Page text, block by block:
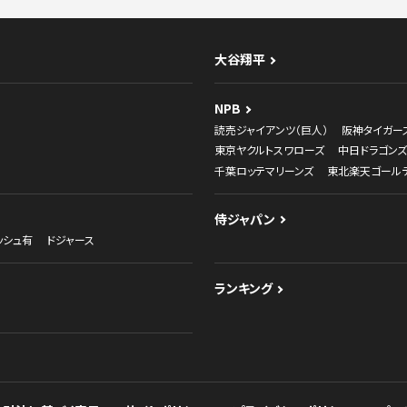
大谷翔平
NPB
読売ジャイアンツ（巨人）
阪神タイガー
東京ヤクルトスワローズ
中日ドラゴンズ
千葉ロッテマリーンズ
東北楽天ゴール
シュ有 ドジャース
侍ジャパン
ランキング